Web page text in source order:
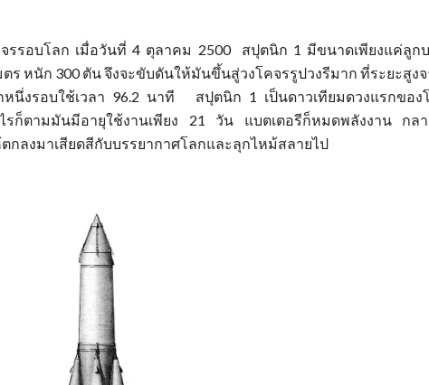
รรอบโลก เมื่อวันที่ 4 ตุลาคม 2500 สปุตนิก 1 มีขนาดเพียงแค่ลู
ตร หนัก 300 ตัน จึงจะขับดันให้มันขึ้นสู่วงโคจรรูปวงรีมาก ที่ระยะสูงจ
หนึ่งรอบใช้เวลา 96.2 นาที สปุตนิก 1 เป็นดาวเทียมดวงแรกของ
ก็ตามมันมีอายุใช้งานเพียง 21 วัน แบตเตอรีก็หมดพลังงาน กลา
กลงมาเสียดสีกับบรรยากาศโลกและลุกไหม้สลายไป